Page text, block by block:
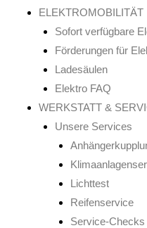
ELEKTROMOBILITÄT
Sofort verfügbare
Förderungen für
Ladesäulen
Elektro FAQ
WERKSTATT &
Unsere Services
Lichttest
Reifenservice
Service-Checks